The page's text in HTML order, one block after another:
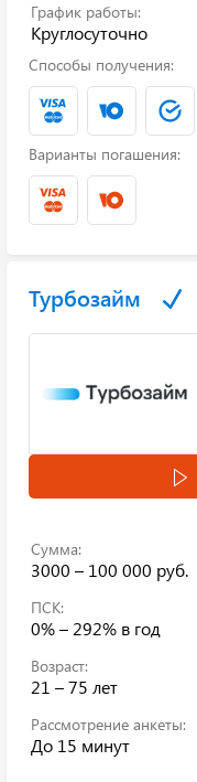
График работы:
Круглосуточно
Способы получения:
Варианты погашения:
Турбозайм
Сумма:
3000 – 100 000 руб.
ПСК:
0% – 292% в год
Возраст:
21 – 75 лет
Рассмотрение анкеты:
До 15 минут